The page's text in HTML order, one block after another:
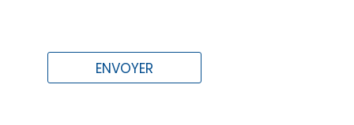
Veuillez laisser ce champ vide.